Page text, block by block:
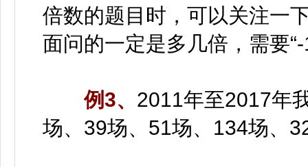
倍数的题目时，可以关注一
面问的一定是多几倍，需要“-
例3、 2011年至2017年
场、39场、51场、134场、